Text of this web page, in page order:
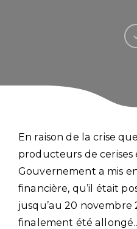
En raison de la crise
producteurs de cerises
Gouvernement a mis
financière, qu’il était
jusqu’au 20 novembre
finalement été